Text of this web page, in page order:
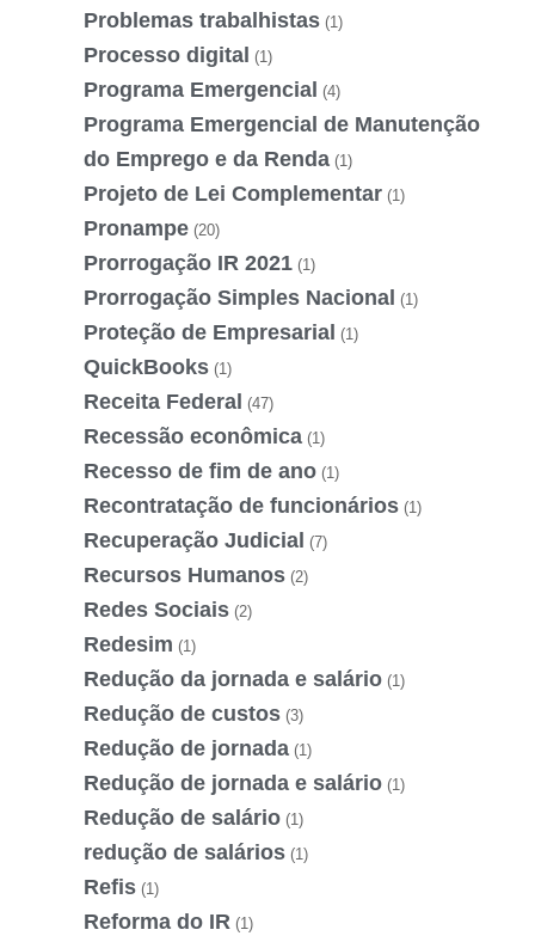
Problemas trabalhistas (1)
Processo digital (1)
Programa Emergencial (4)
Programa Emergencial de Manutenção
do Emprego e da Renda (1)
Projeto de Lei Complementar (1)
Pronampe (20)
Prorrogação IR 2021 (1)
Prorrogação Simples Nacional (1)
Proteção de Empresarial (1)
QuickBooks (1)
Receita Federal (47)
Recessão econômica (1)
Recesso de fim de ano (1)
Recontratação de funcionários (1)
Recuperação Judicial (7)
Recursos Humanos (2)
Redes Sociais (2)
Redesim (1)
Redução da jornada e salário (1)
Redução de custos (3)
Redução de jornada (1)
Redução de jornada e salário (1)
Redução de salário (1)
redução de salários (1)
Refis (1)
Reforma do IR (1)